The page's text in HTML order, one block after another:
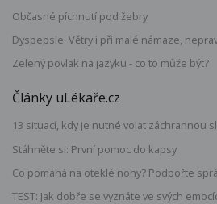
Občasné píchnutí pod žebry
Dyspepsie: Větry i při malé námaze,
Zelený povlak na jazyku - co to může být?
Články uLékaře.cz
13 situací, kdy je nutné volat záchrannou
Stáhněte si: První pomoc do kapsy
Co pomáhá na oteklé nohy? Podpořte
TEST: Jak dobře se vyznáte ve svých